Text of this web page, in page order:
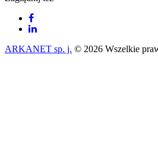
ARKANET sp. j. © 2026 Wszelkie